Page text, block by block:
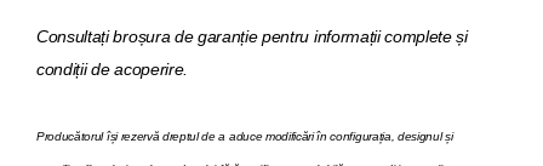
Consultați broșura de garanție pentru informații complete și
condiții de acoperire.
Producătorul își rezervă dreptul de a aduce modificări în configurația, designul și